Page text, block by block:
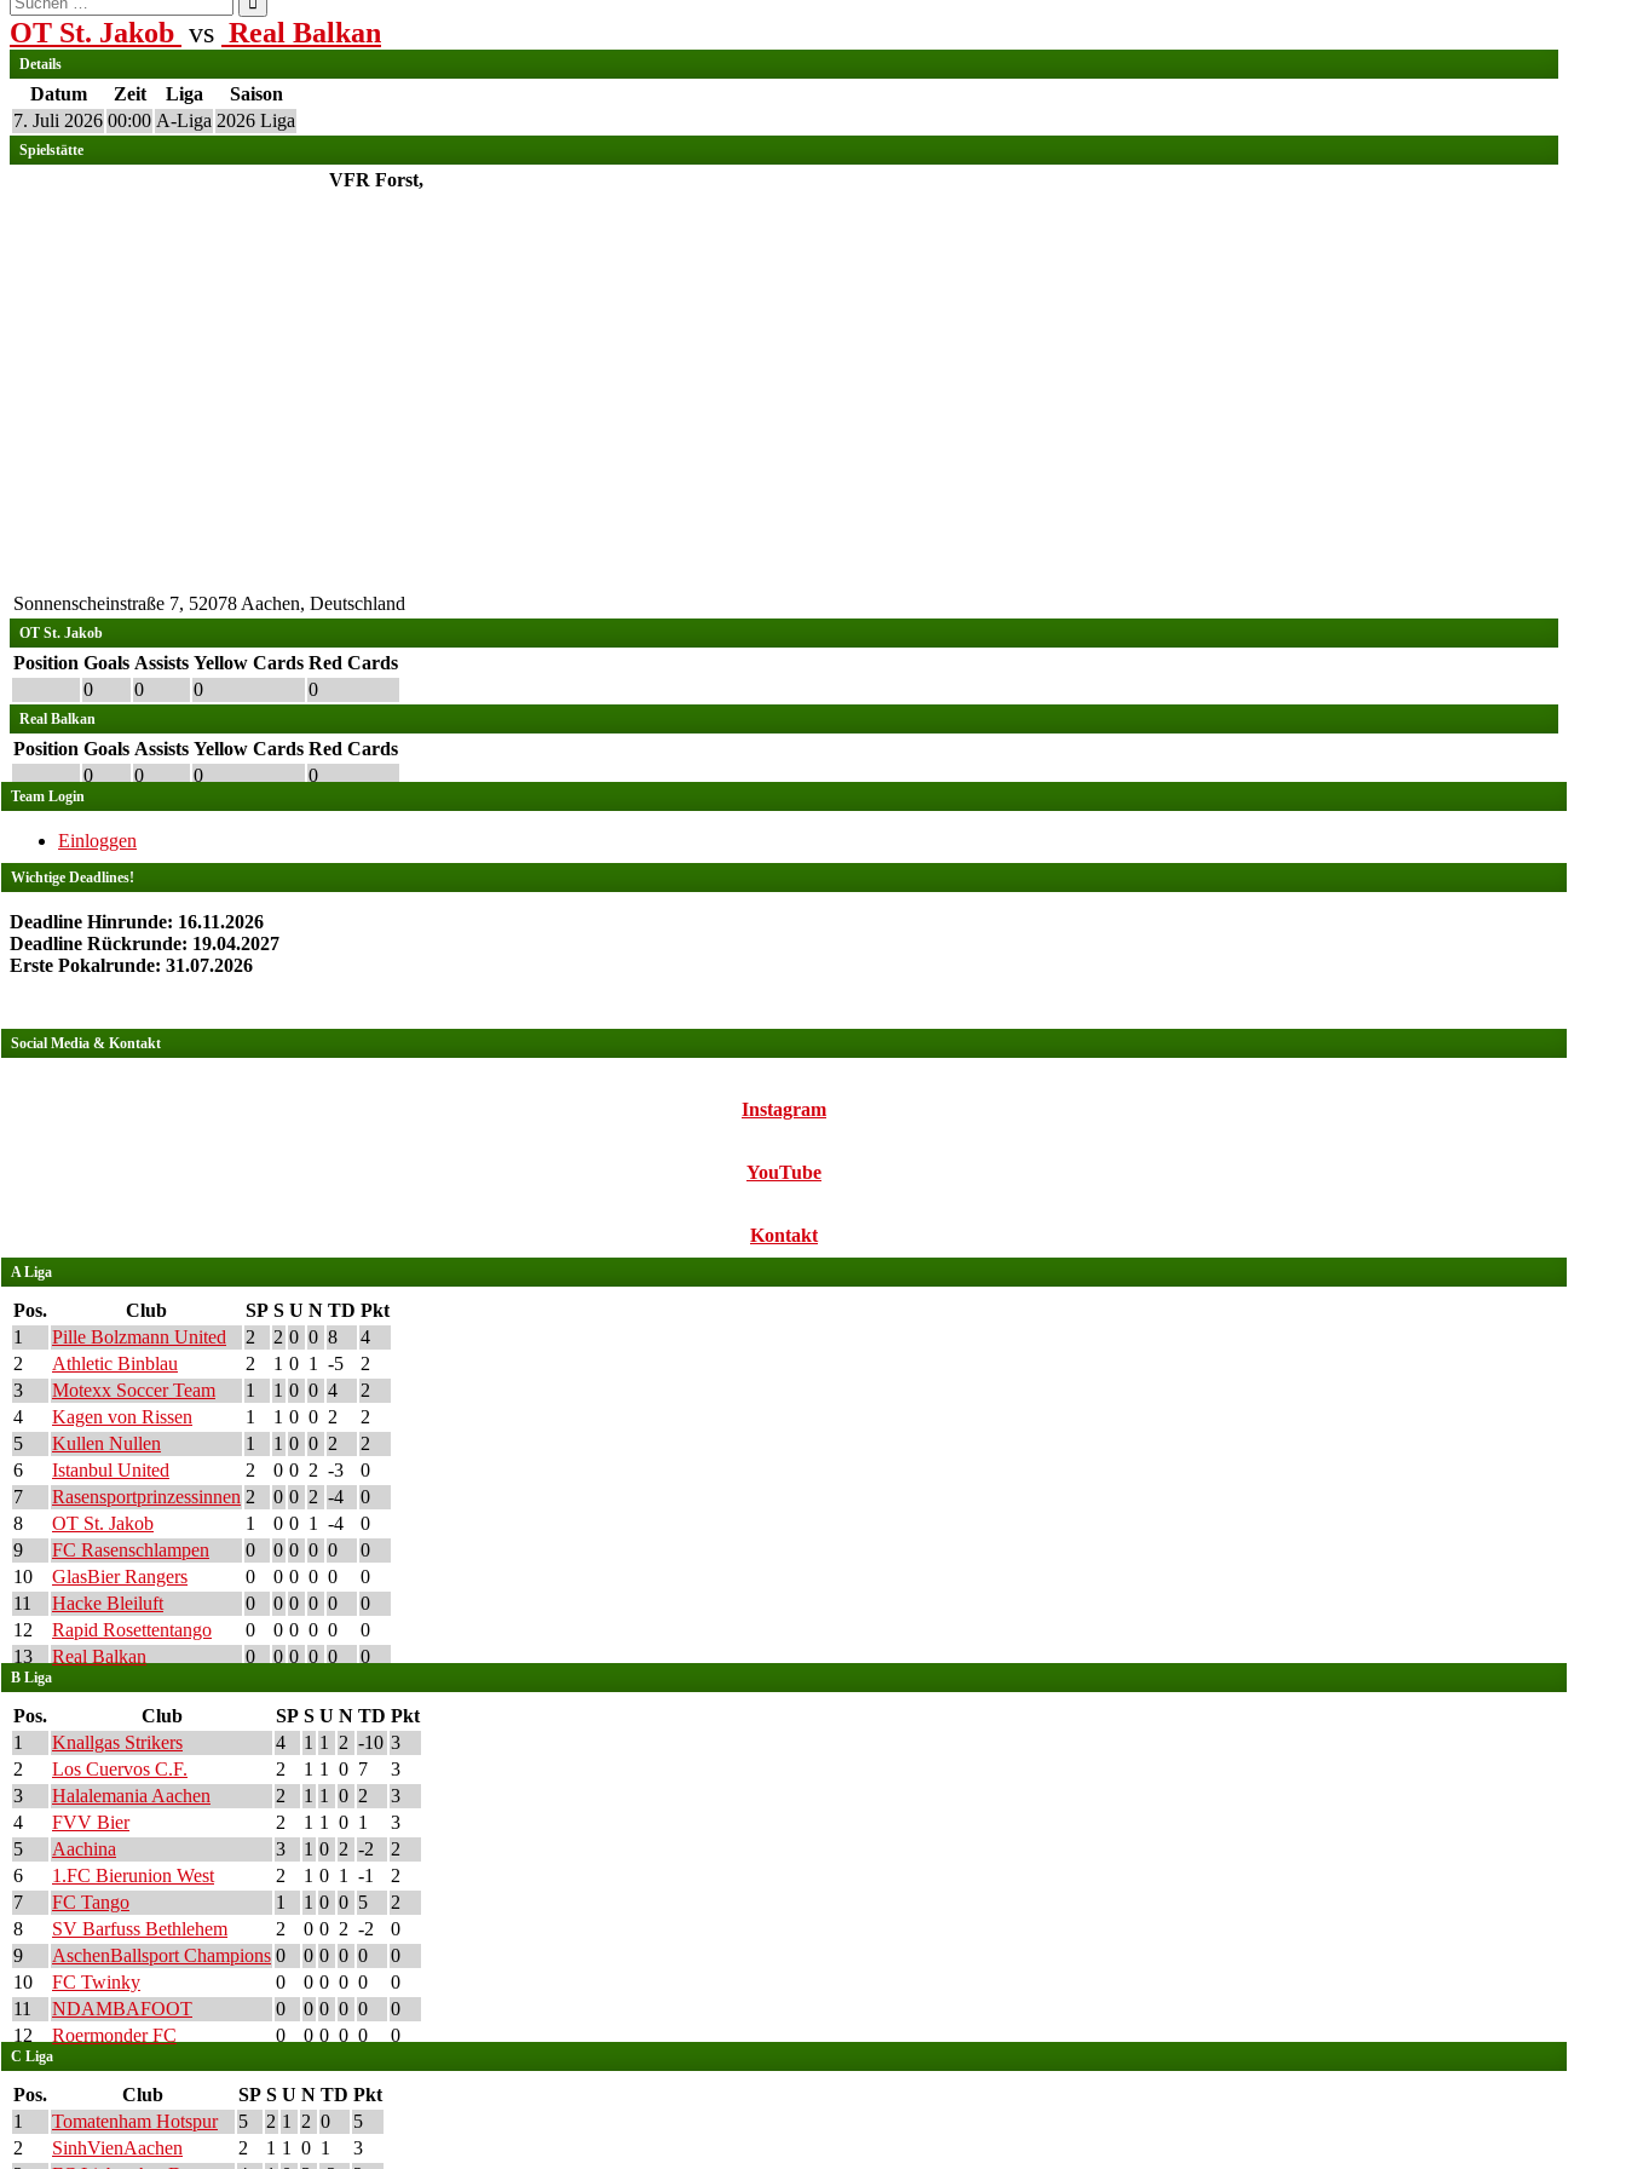
nach:
OT St. Jakob vs Real Balkan
Details
Datum Zeit Liga
Saison
7. Juli 2026 00:00 A-Liga 2026 Liga
Spielstätte
VFR Forst,
Sonnenscheinstraße 7, 52078 Aachen, Deutschland
OT St. Jakob
Position Goals Assists Yellow Cards Red Cards
0
0 0 0
Real Balkan
Position Goals Assists Yellow Cards Red Cards
0
0 0 0
Team Login
Einloggen
Wichtige Deadlines!
Deadline Hinrunde: 16.11.2026
Deadline Rückrunde: 19.04.2027
Erste Pokalrunde: 31.07.2026
Social Media & Kontakt
Instagram
YouTube
Kontakt
A Liga
Pos. Club SP S U N TD Pkt
1
Pille Bolzmann United 2 2 0 0 8
4
2
Athletic Binblau 2 1 0 1 -5
2
3
Motexx Soccer Team 1 1 0 0 4
2
4
Kagen von Rissen 1 1 0 0 2
2
5
Kullen Nullen 1 1 0 0 2
2
6
Istanbul United 2 0 0 2 -3
0
7
Rasensportprinzessinnen 2 0 0 2 -4
0
8
OT St. Jakob 1 0 0 1 -4
0
9
FC Rasenschlampen 0 0 0 0 0
0
10
GlasBier Rangers 0 0 0 0 0
0
11
Hacke Bleiluft 0 0 0 0 0
0
12
Rapid Rosettentango 0 0 0 0 0
0
13
Real Balkan 0 0 0 0 0 0
B Liga
Pos. Club SP S U N TD Pkt
1
Knallgas Strikers 4 1 1 2 -10 3
2
Los Cuervos C.F. 2 1 1 0 7
3
3
Halalemania Aachen 2 1 1 0 2
3
4
FVV Bier 2 1 1 0 1
3
5
Aachina 3 1 0 2 -2
2
6
1.FC Bierunion West 2 1 0 1 -1
2
7
FC Tango 1 1 0 0 5
2
8
SV Barfuss Bethlehem 2 0 0 2 -2
0
9
AschenBallsport Champions 0 0 0 0 0
0
10
FC Twinky 0 0 0 0 0
0
11
NDAMBAFOOT 0 0 0 0 0
0
12
Roermonder FC 0 0 0 0 0 0
C Liga
Pos. Club SP S U N TD Pkt
1
Tomatenham Hotspur 5 2 1 2 0
5
2
SinhVienAachen 2 1 1 0 1
3